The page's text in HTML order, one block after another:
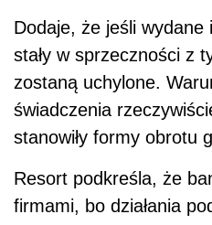
Dodaje, że jeśli
stały w sprzeczności z
zostaną uchylone.
świadczenia
stanowiły formy obrotu
Resort podkreśla, że
firmami, bo działania